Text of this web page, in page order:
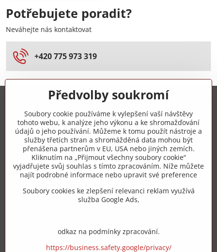
Potřebujete poradit?
Neváhejte nás kontaktovat
+420 775 973 319
+420 775 973 319
info​@zipzop​.cz
Objednávky
Vše k nákupu
Předvolby soukromí
Soubory cookie používáme k vylepšení vaší návštěvy
tohoto webu, k analýze jeho výkonu a ke shromažďování
údajů o jeho používání. Můžeme k tomu použít nástroje a
služby třetích stran a shromážděná data mohou být
přenášena partnerům v EU, USA nebo jiných zemích.
Kliknutím na „Přijmout všechny soubory cookie“
vyjadřujete svůj souhlas s tímto zpracováním. Níže můžete
najít podrobné informace nebo upravit své preference
Soubory cookies ke zlepšení relevanci reklam využívá
služba Google Ads,
odkaz na podmínky zpracování.
https://business.safety.google/privacy/